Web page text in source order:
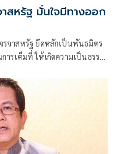
สหรัฐ มั่นใจมีทางออก
จาสหรัฐ ยึดหลักเป็นพันธมิตร
ารเต็มที่ ให้เกิดความเป็นธรรม